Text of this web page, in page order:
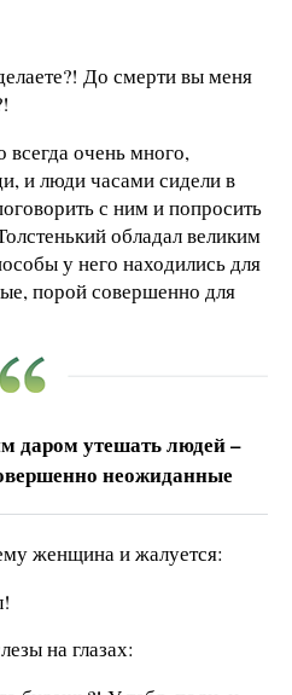
До смерти вы меня
очень много,
и люди часами сидели в
с ним и попросить
обладал великим
у него находились для
порой совершенно для
даром утешать людей –
неожиданные
женщина и жалуется:
на глазах: